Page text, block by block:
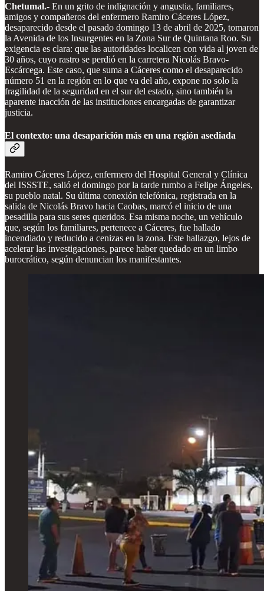
Chetumal.- En un grito de indignación y angustia, familiares,
amigos y compañeros del enfermero Ramiro Cáceres López,
desaparecido desde el pasado domingo 13 de abril de 2025, tomaron
la Avenida de los Insurgentes en la Zona Sur de Quintana Roo. Su
exigencia es clara: que las autoridades localicen con vida al joven de
30 años, cuyo rastro se perdió en la carretera Nicolás Bravo-
Escárcega. Este caso, que suma a Cáceres como el desaparecido
número 51 en la región en lo que va del año, expone no solo la
fragilidad de la seguridad en el sur del estado, sino también la
aparente inacción de las instituciones encargadas de garantizar
justicia.
El contexto: una desaparición más en una región asediada
Ramiro Cáceres López, enfermero del Hospital General y Clínica
del ISSSTE, salió el domingo por la tarde rumbo a Felipe Ángeles,
su pueblo natal. Su última conexión telefónica, registrada en la
salida de Nicolás Bravo hacia Caobas, marcó el inicio de una
pesadilla para sus seres queridos. Esa misma noche, un vehículo
que, según los familiares, pertenece a Cáceres, fue hallado
incendiado y reducido a cenizas en la zona. Este hallazgo, lejos de
acelerar las investigaciones, parece haber quedado en un limbo
burocrático, según denuncian los manifestantes.